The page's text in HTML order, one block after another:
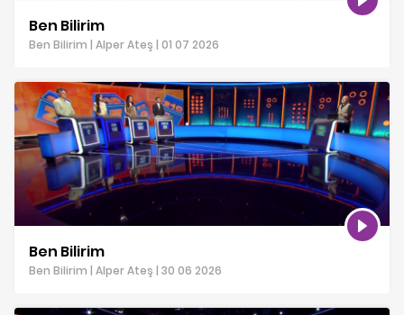
Ben Bilirim
Ben Bilirim | Alper Ateş | 01 07 2026
Ben Bilirim
Ben Bilirim | Alper Ateş | 30 06 2026